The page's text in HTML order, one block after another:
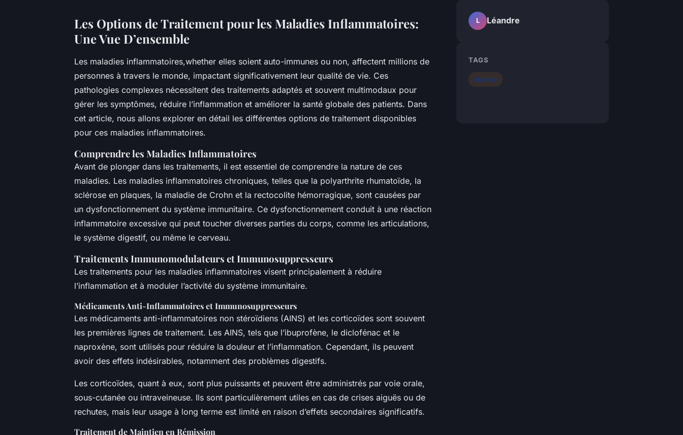
Les Options de Traitement pour les Maladies Inflammatoires:
Une Vue D’ensemble
Les maladies inflammatoires,whether elles soient auto-immunes ou non, affectent millions de
personnes à travers le monde, impactant significativement leur qualité de vie. Ces
pathologies complexes nécessitent des traitements adaptés et souvent multimodaux pour
gérer les symptômes, réduire l’inflammation et améliorer la santé globale des patients. Dans
cet article, nous allons explorer en détail les différentes options de traitement disponibles
pour ces maladies inflammatoires.
Comprendre les Maladies Inflammatoires
Avant de plonger dans les traitements, il est essentiel de comprendre la nature de ces
maladies. Les maladies inflammatoires chroniques, telles que la polyarthrite rhumatoïde, la
sclérose en plaques, la maladie de Crohn et la rectocolite hémorragique, sont causées par
un dysfonctionnement du système immunitaire. Ce dysfonctionnement conduit à une réaction
inflammatoire excessive qui peut toucher diverses parties du corps, comme les articulations,
le système digestif, ou même le cerveau.
Traitements Immunomodulateurs et Immunosuppresseurs
Les traitements pour les maladies inflammatoires visent principalement à réduire
l’inflammation et à moduler l’activité du système immunitaire.
Médicaments Anti-Inflammatoires et Immunosuppresseurs
Les médicaments anti-inflammatoires non stéroïdiens (AINS) et les corticoïdes sont souvent
les premières lignes de traitement. Les AINS, tels que l’ibuprofène, le diclofénac et le
naproxène, sont utilisés pour réduire la douleur et l’inflammation. Cependant, ils peuvent
avoir des effets indésirables, notamment des problèmes digestifs.
Les corticoïdes, quant à eux, sont plus puissants et peuvent être administrés par voie orale,
sous-cutanée ou intraveineuse. Ils sont particulièrement utiles en cas de crises aiguës ou de
rechutes, mais leur usage à long terme est limité en raison d’effets secondaires significatifs.
Traitement de Maintien en Rémission
L Léandre
TAGS
Maladie